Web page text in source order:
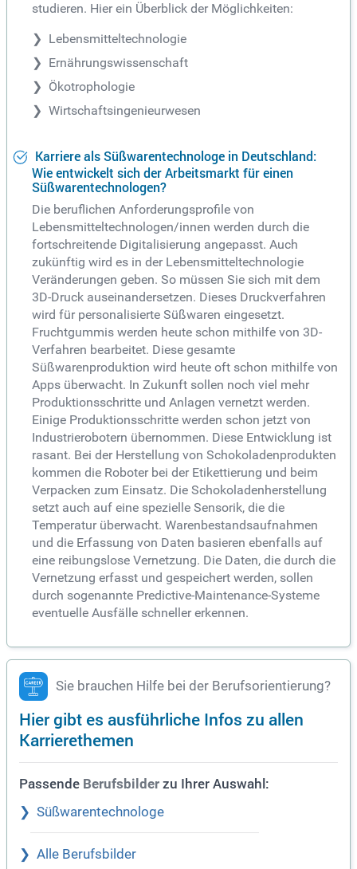
studieren. Hier ein Überblick der Möglichkeiten:
Lebensmitteltechnologie
Ernährungswissenschaft
Ökotrophologie
Wirtschaftsingenieurwesen
Karriere als Süßwarentechnologe in Deutschland:
Wie entwickelt sich der Arbeitsmarkt für einen
Süßwarentechnologen?
Die beruflichen Anforderungsprofile von
Lebensmitteltechnologen/innen werden durch die
fortschreitende Digitalisierung angepasst. Auch
zukünftig wird es in der Lebensmitteltechnologie
Veränderungen geben. So müssen Sie sich mit dem
3D-Druck auseinandersetzen. Dieses Druckverfahren
wird für personalisierte Süßwaren eingesetzt.
Fruchtgummis werden heute schon mithilfe von 3D-
Verfahren bearbeitet. Diese gesamte
Süßwarenproduktion wird heute oft schon mithilfe von
Apps überwacht. In Zukunft sollen noch viel mehr
Produktionsschritte und Anlagen vernetzt werden.
Einige Produktionsschritte werden schon jetzt von
Industrierobotern übernommen. Diese Entwicklung ist
rasant. Bei der Herstellung von Schokoladenprodukten
kommen die Roboter bei der Etikettierung und beim
Verpacken zum Einsatz. Die Schokoladenherstellung
setzt auch auf eine spezielle Sensorik, die die
Temperatur überwacht. Warenbestandsaufnahmen
und die Erfassung von Daten basieren ebenfalls auf
eine reibungslose Vernetzung. Die Daten, die durch die
Vernetzung erfasst und gespeichert werden, sollen
durch sogenannte Predictive-Maintenance-Systeme
eventuelle Ausfälle schneller erkennen.
Sie brauchen Hilfe bei der Berufsorientierung?
Hier gibt es ausführliche Infos zu allen
Karrierethemen
Passende Berufsbilder zu Ihrer Auswahl:
Süßwarentechnologe
Alle Berufsbilder